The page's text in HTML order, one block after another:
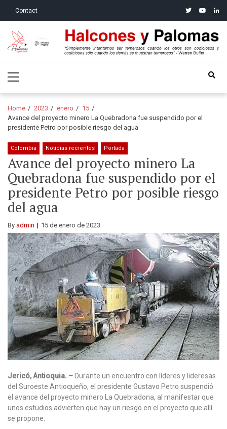
Contact twitteryoutube
Halcones y Palomas
Menu
Home 2023 enero
15
Avance del proyecto minero La Quebradona fue suspendido por el
presidente Petro por posible riesgo del agua
Colombia Noticias recientes Portada
Avance del proyecto minero La
Quebradona fue suspendido por el
presidente Petro por posible riesgo
del agua
By admin 15 de enero de 2023
Jericó, Antioquia. – Durante un encuentro con líderes y lideresas
del Suroeste Antioqueño, el presidente Gustavo Petro suspendió
el avance del proyecto minero La Quebradona, al manifestar que
unos estudios advierten que hay un riesgo en el proyecto que allí
se propone.